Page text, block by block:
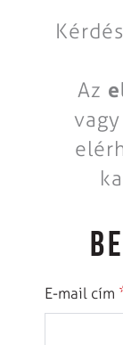
Az
vagy
E-mail cím